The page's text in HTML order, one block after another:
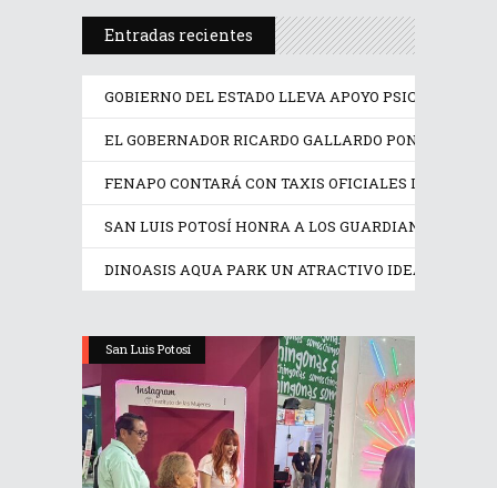
Entradas recientes
GOBIERNO DEL ESTADO LLEVA APOYO
EL GOBERNADOR RICARDO GALLARDO PONE EN
FENAPO CONTARÁ CON TAXIS OFICIALES
SAN LUIS POTOSÍ HONRA A LOS GUARDIANES DE SU
DINOASIS AQUA PARK UN ATRACTIVO IDEAL EN
San Luis Potosí